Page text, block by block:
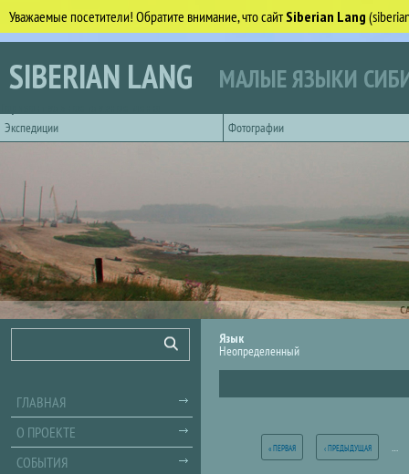
Уважаемые посетители! Обратите внимание, что сайтSiberian Lang
Перейти к основному содержанию
SIBERIAN LANG МАЛЫЕ ЯЗЫКИ
Экспедиции
Фотографии
Язык
Неопределенный
Страницы
« ПЕРВАЯ ‹ ПРЕДЫДУЩАЯ
ГЛАВНАЯ
О ПРОЕКТЕ
СОБЫТИЯ